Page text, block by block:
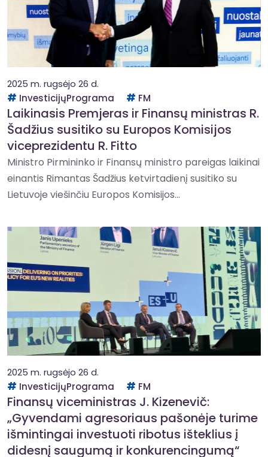
2025 m. rugsėjo 26 d.
InvesticijųPrograma
FM
Laikinasis Premjeras ir Finansų ministras R.
Šadžius susitiko su Europos Komisijos
viceprezidentu R. Fitto
Ministro Pirmininko ir Finansų ministro pareigas laikinai
einantis Rimantas Šadžius ketvirtadienį susitiko su
Lietuvoje viešinčiu Europos Komisijos...
2025 m. rugsėjo 26 d.
InvesticijųPrograma
FM
Finansų viceministras J. Kizenevič:
„Gyvendami agresoriaus pašonėje turime
išmintingai investuoti ribotus išteklius į
didesnį saugumą ir konkurencingumą“